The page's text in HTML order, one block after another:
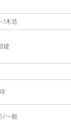
/木造
建
/一般